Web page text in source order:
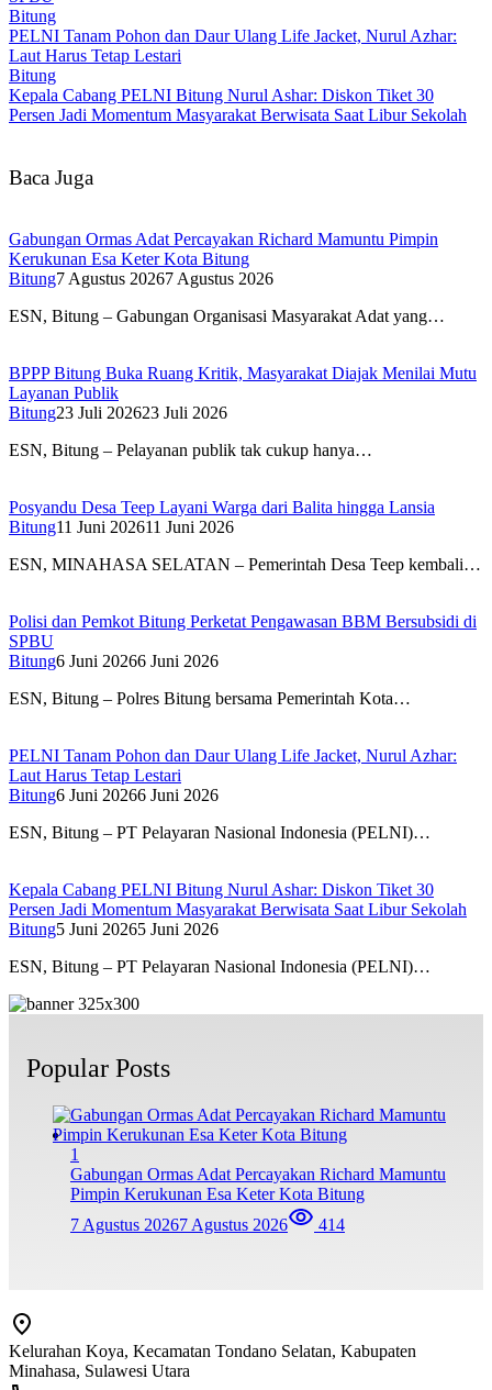
Bitung
PELNI Tanam Pohon dan Daur Ulang Life Jacket, Nurul Azhar:
Laut Harus Tetap Lestari
Bitung
Kepala Cabang PELNI Bitung Nurul Ashar: Diskon Tiket 30
Persen Jadi Momentum Masyarakat Berwisata Saat Libur Sekolah
Baca Juga
Gabungan Ormas Adat Percayakan Richard Mamuntu Pimpin
Kerukunan Esa Keter Kota Bitung
Bitung7 Agustus 20267 Agustus 2026
ESN, Bitung – Gabungan Organisasi Masyarakat Adat yang…
BPPP Bitung Buka Ruang Kritik, Masyarakat Diajak Menilai Mutu
Layanan Publik
Bitung23 Juli 202623 Juli 2026
ESN, Bitung – Pelayanan publik tak cukup hanya…
Posyandu Desa Teep Layani Warga dari Balita hingga Lansia
Bitung11 Juni 202611 Juni 2026
ESN, MINAHASA SELATAN – Pemerintah Desa Teep kembali…
Polisi dan Pemkot Bitung Perketat Pengawasan BBM Bersubsidi di
SPBU
Bitung6 Juni 20266 Juni 2026
ESN, Bitung – Polres Bitung bersama Pemerintah Kota…
PELNI Tanam Pohon dan Daur Ulang Life Jacket, Nurul Azhar:
Laut Harus Tetap Lestari
Bitung6 Juni 20266 Juni 2026
ESN, Bitung – PT Pelayaran Nasional Indonesia (PELNI)…
Kepala Cabang PELNI Bitung Nurul Ashar: Diskon Tiket 30
Persen Jadi Momentum Masyarakat Berwisata Saat Libur Sekolah
Bitung5 Juni 20265 Juni 2026
ESN, Bitung – PT Pelayaran Nasional Indonesia (PELNI)…
Popular Posts
1
Gabungan Ormas Adat Percayakan Richard Mamuntu
Pimpin Kerukunan Esa Keter Kota Bitung
7 Agustus 20267 Agustus 2026 414
Kelurahan Koya, Kecamatan Tondano Selatan, Kabupaten
Minahasa, Sulawesi Utara